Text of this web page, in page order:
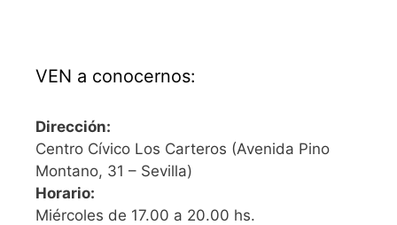
VEN a conocernos:
Dirección:
Centro Cívico Los Carteros (Avenida Pino
Montano, 31 – Sevilla)
Horario:
Miércoles de 17.00 a 20.00 hs.